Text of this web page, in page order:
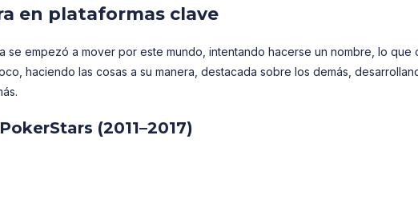
en plataformas clave
se empezó a mover por este mundo, intentando hacerse un nombre, lo que
haciendo las cosas a su manera, destacada sobre los demás,
(2011–2017)